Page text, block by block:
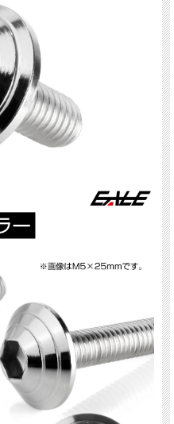
ざいます。
のご変更は出来ません。